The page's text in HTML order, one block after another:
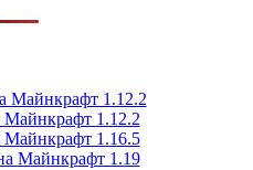
Майнкрафт 1.12.2
1.12.2
1.16.5
Майнкрафт 1.19